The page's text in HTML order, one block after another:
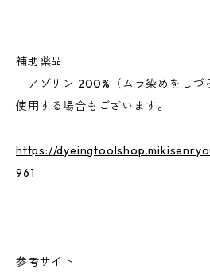
補助薬品
アゾリン 200%（ムラ染めをしづ
使用する場合もございます。
https://
961
参考サイト